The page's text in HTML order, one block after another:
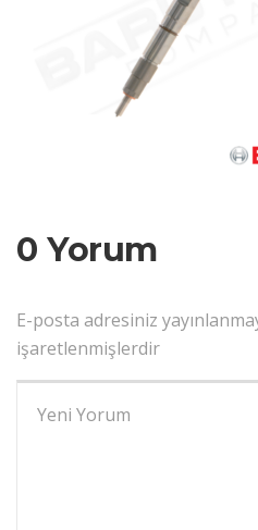
0 Yorum
E-posta adresiniz
işaretlenmişlerdir